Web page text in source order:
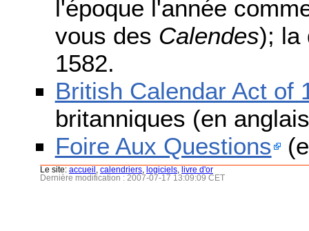
l'époque l'année
vous des Calendes); la
1582.
British Calendar Act of
britanniques (en
Foire Aux Questions
Le site: accueil calendriers logiciels
livre d'or
Dernière modification : 2007-07-17 13:09:09 CET